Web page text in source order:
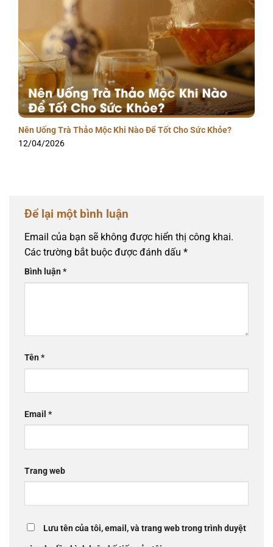
Nên Uống Trà Thảo Mộc Khi Nào Để Tốt Cho Sức Khỏe?
12/04/2026
Để lại một bình luận
Email của bạn sẽ không được hiển thị công khai.
Các trường bắt buộc được đánh dấu *
Bình luận*
Tên*
Email *
Trang web
Lưu tên của tôi, email, và trang web trong trình duyệt